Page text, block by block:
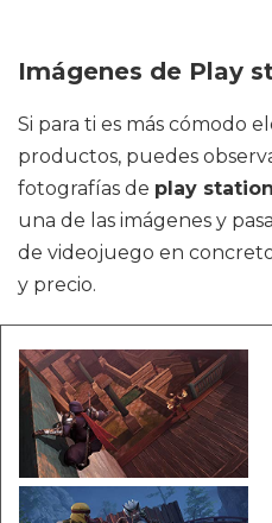
Imágenes de Play
Si para ti es más cómodo
productos, puedes
fotografías de play
una de las imágenes y
de videojuego en
y precio.